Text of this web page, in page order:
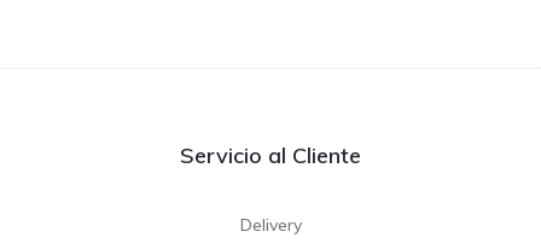
Servicio al Cliente
Delivery